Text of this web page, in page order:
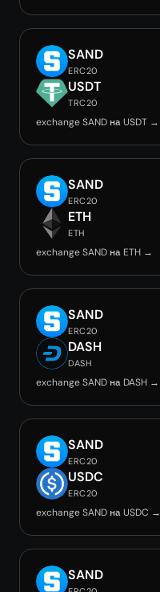
SAND
ERC20
USDT
TRC20
exchange SAND на USDT →
SAND
ERC20
ETH
ETH
exchange SAND на ETH →
SAND
ERC20
DASH
DASH
exchange SAND на DASH →
SAND
ERC20
USDC
ERC20
exchange SAND на USDC →
SAND